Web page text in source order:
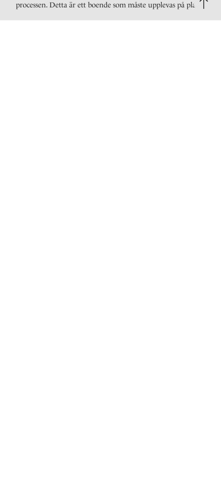
processen. Detta är ett boende som måste upplevas på plats!